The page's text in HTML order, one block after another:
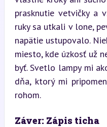
prasknutie vetvičky a
ruky sa utkali v lone,
napätie ustupovalo.
miesto, kde úzkosť už
byť. Svetlo lampy mi
dňa, ktorý mi
rohom.
Záver: Zápis ticha